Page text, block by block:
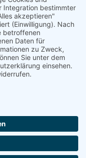
online.de
und mehr